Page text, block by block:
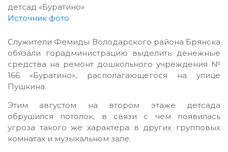
Источник фото
Служители Фемиды Володарского района Брянска
обязали горадминистрацию выделить денежные
средства на ремонт дошкольного учреждения №
166 «Буратино», располагающегося на улице
Пушкина.
Этим августом на втором этаже детсада
обрушился потолок, в связи с чем появилась
угроза такого же характера в других групповых
комнатах и музыкальном зале.